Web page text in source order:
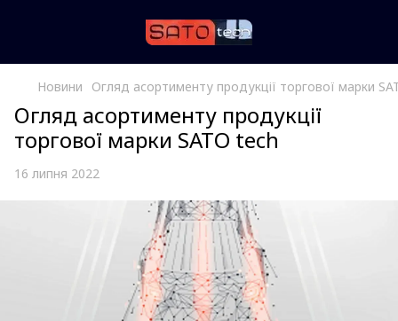
Новини Огляд асортименту продукції торгової марки
Огляд асортименту продукції
торгової марки SATO tech
16 липня 2022